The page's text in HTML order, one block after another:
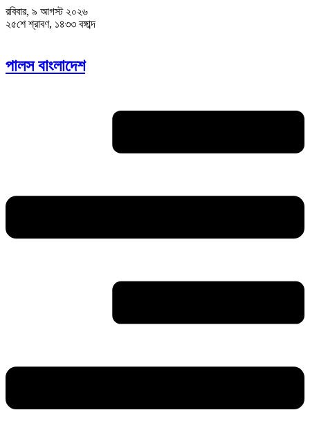
রবিবার, ৯ আগস্ট ২০২৬
২৫শে শ্রাবণ, ১৪৩৩ বঙ্গাব্দ
পালস বাংলাদেশ